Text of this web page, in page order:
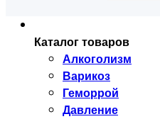
Каталог товаров
Алкоголизм
Варикоз
Геморрой
Давление